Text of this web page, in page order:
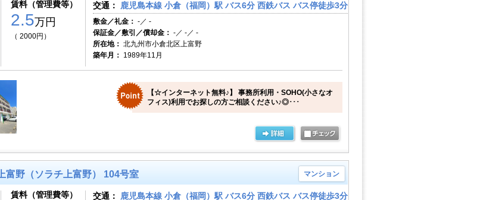
賃料（管理費等）
2.5万円
（ 2000円）
交通： 鹿児島本線 小倉（福岡）駅 バス6分 西鉄バス バス停徒歩3分
敷金／礼金： -／ -
保証金／敷引／償却金： -／ -／ -
所在地： 北九州市小倉北区上富野
築年月： 1989年11月
【☆インターネット無料♪】 事務所利用・SOHO(小さなオ
フィス)利用でお探しの方ご相談ください♪◎･･･
富野（ソラチ上富野） 104号室 マンション
賃料（管理費等） 交通： 鹿児島本線 小倉（福岡）駅 バス6分 西鉄バス バス停徒歩3分